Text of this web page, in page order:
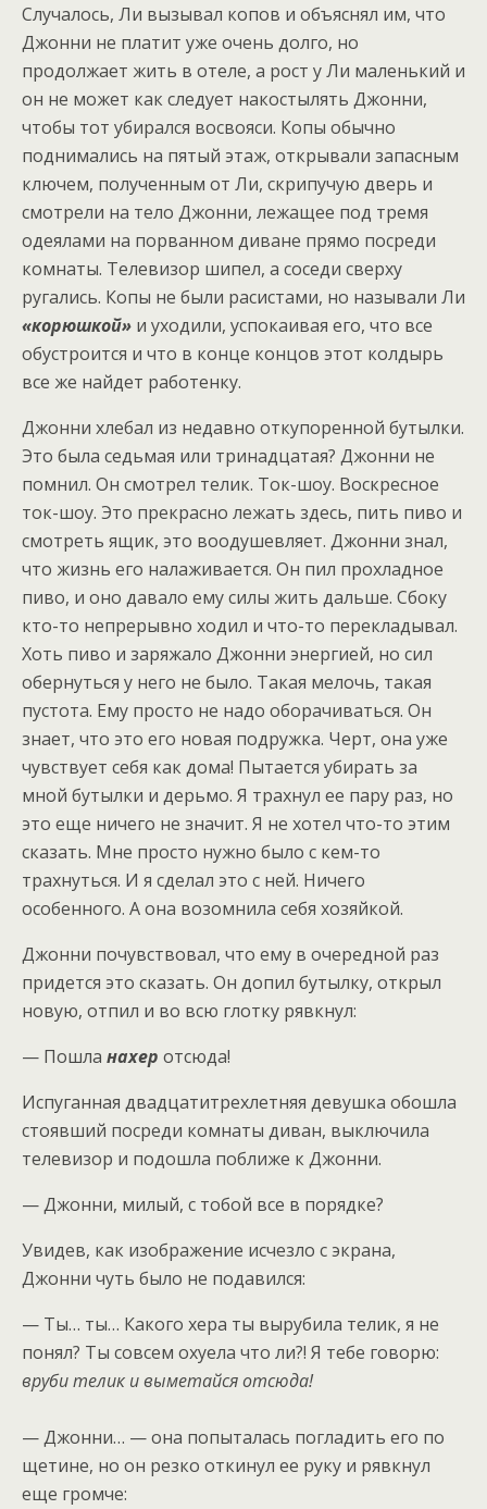
Случалось, Ли вызывал копов и объяснял им, что
Джонни не платит уже очень долго, но
продолжает жить в отеле, а рост у Ли маленький и
он не может как следует накостылять Джонни,
чтобы тот убирался восвояси. Копы обычно
поднимались на пятый этаж, открывали запасным
ключем, полученным от Ли, скрипучую дверь и
смотрели на тело Джонни, лежащее под тремя
одеялами на порванном диване прямо посреди
комнаты. Телевизор шипел, а соседи сверху
ругались. Копы не были расистами, но называли Ли
«корюшкой» и уходили, успокаивая его, что все
обустроится и что в конце концов этот колдырь
все же найдет работенку.
Джонни хлебал из недавно откупоренной бутылки.
Это была седьмая или тринадцатая? Джонни не
помнил. Он смотрел телик. Ток-шоу. Воскресное
ток-шоу. Это прекрасно лежать здесь, пить пиво и
смотреть ящик, это воодушевляет. Джонни знал,
что жизнь его налаживается. Он пил прохладное
пиво, и оно давало ему силы жить дальше. Сбоку
кто-то непрерывно ходил и что-то перекладывал.
Хоть пиво и заряжало Джонни энергией, но сил
обернуться у него не было. Такая мелочь, такая
пустота. Ему просто не надо оборачиваться. Он
знает, что это его новая подружка. Черт, она уже
чувствует себя как дома! Пытается убирать за
мной бутылки и дерьмо. Я трахнул ее пару раз, но
это еще ничего не значит. Я не хотел что-то этим
сказать. Мне просто нужно было с кем-то
трахнуться. И я сделал это с ней. Ничего
особенного. А она возомнила себя хозяйкой.
Джонни почувствовал, что ему в очередной раз
придется это сказать. Он допил бутылку, открыл
новую, отпил и во всю глотку рявкнул:
— Пошла нахер отсюда!
Испуганная двадцатитрехлетняя девушка обошла
стоявший посреди комнаты диван, выключила
телевизор и подошла поближе к Джонни.
— Джонни, милый, с тобой все в порядке?
Увидев, как изображение исчезло с экрана,
Джонни чуть было не подавился:
— Ты… ты… Какого хера ты вырубила телик, я не
понял? Ты совсем охуела что ли?! Я тебе говорю:
вруби телик и выметайся отсюда!
— Джонни… — она попыталась погладить его по
щетине, но он резко откинул ее руку и рявкнул
еще громче: